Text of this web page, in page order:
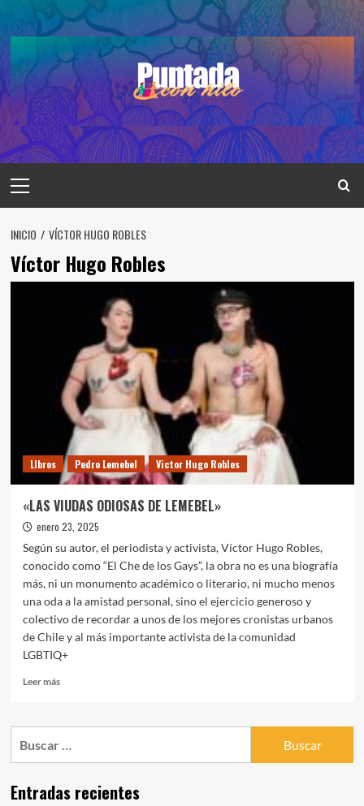
al
contenido
principal
INICIO VÍCTOR HUGO ROBLES
Víctor Hugo Robles
LIbros Pedro Lemebel Victor Hugo Robles
«LAS VIUDAS ODIOSAS DE LEMEBEL»
enero 23, 2025
Según su autor, el periodista y activista, Víctor Hugo Robles,
conocido como “El Che de los Gays”, la obra no es una biografía
más, ni un monumento académico o literario, ni mucho menos
una oda a la amistad personal, sino el ejercicio generoso y
colectivo de recordar a unos de los mejores cronistas urbanos
de Chile y al más importante activista de la comunidad
LGBTIQ+
Leer másLeer
«LAS
LEMEBEL»
Entradas recientes